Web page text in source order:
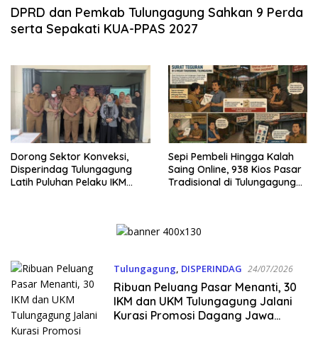
01/08/2026
DPRD dan Pemkab Tulungagung Sahkan 9 Perda
serta Sepakati KUA-PPAS 2027
Dorong Sektor Konveksi,
Disperindag Tulungagung
Latih Puluhan Pelaku IKM
Sepi Pembeli Hingga Kalah
Saing Online, 938 Kios Pasar
Tradisional di Tulungagung
Tulungagung, DISPERINDAG 24/07/2026
Ribuan Peluang Pasar Menanti, 30
IKM dan UKM Tulungagung Jalani
Kurasi Promosi Dagang Jawa